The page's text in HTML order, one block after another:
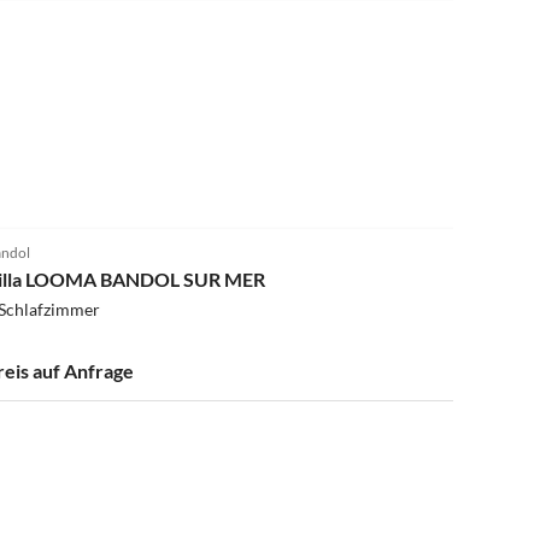
LOOMA BANDOL SUR MER
auf Anfrage